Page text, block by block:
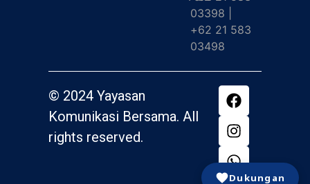
03398 |
+62 21 583
03498
© 2024 Yayasan
Komunikasi Bersama. All
rights reserved.
Dukungan